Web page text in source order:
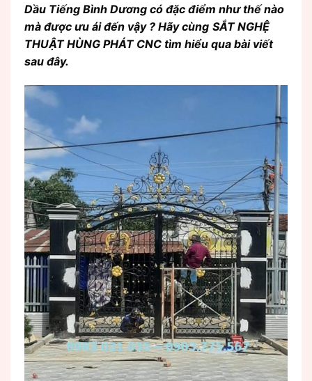
Dầu Tiếng Bình Dương có đặc điểm như thế nào
mà được ưu ái đến vậy ? Hãy cùng SẮT NGHỆ
THUẬT HÙNG PHÁT CNC tìm hiểu qua bài viết
sau đây.